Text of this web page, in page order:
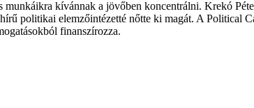
kívánnak a jövőben koncentrálni. Krekó
politikai elemzőintézetté nőtte ki magát. A Political
finanszírozza.